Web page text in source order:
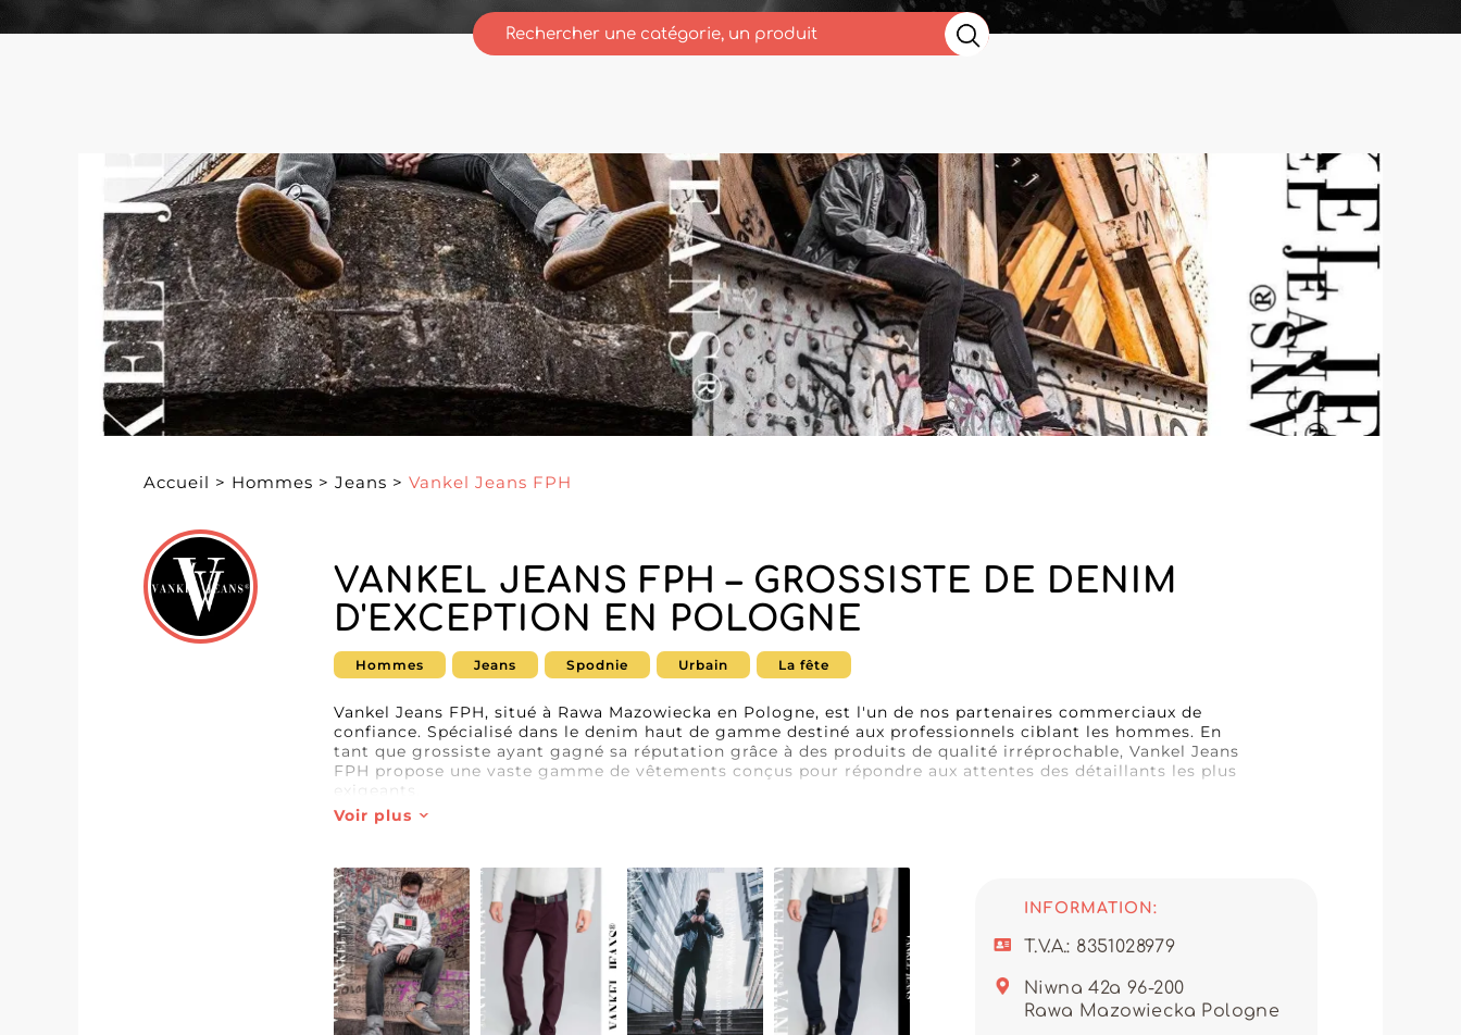
Accueil > Hommes > Jeans > Vankel Jeans FPH
VANKEL JEANS FPH – GROSSISTE DE DENIM
D'EXCEPTION EN POLOGNE
Hommes Jeans Spodnie Urbain La fête
Vankel Jeans FPH, situé à Rawa Mazowiecka en Pologne, est l'un de nos partenaires commerciaux de
confiance. Spécialisé dans le denim haut de gamme destiné aux professionnels ciblant les hommes. En
tant que grossiste ayant gagné sa réputation grâce à des produits de qualité irréprochable, Vankel Jeans
FPH propose une vaste gamme de vêtements conçus pour répondre aux attentes des détaillants les plus
exigeants.
Le denim de Vankel Jeans FPH se distingue par sa durabilité et son style intemporel, ce qui en fait un
et confort. De plus, leur assortiment s'étend à des catégories variées telles que les pantalons jeans, les
manteaux, et même des hauts denim, garantissant une large sélection adaptée à divers besoins et
préférences des consommateurs masculins.
Rejoindre la plateforme B2B offre un accès direct à ces produits exceptionnels tout en bénéficiant de la
fiabilité et du professionnalisme reconnus de Vankel Jeans FPH. Tout revendeur souhaitant se distinguer
grâce à une offre de produits en denim de qualité se doit de considérer ce fournisseur comme un
partenaire privilégié.
Voir plus
INFORMATION:
T.V.A.: 8351028979
Niwna 42a 96-200
Rawa Mazowiecka Pologne